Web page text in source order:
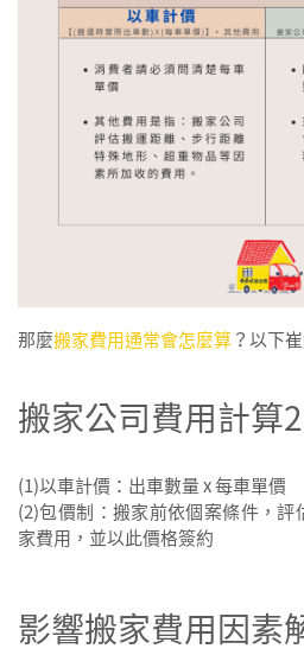
那麼搬家費用通常會怎麼算？以下
搬家公司費用計算2
(1)以車計價：出車數量 x 每車單價
(2)包價制：搬家前依個案條件，
家費用，並以此價格簽約
影響搬家費用因素